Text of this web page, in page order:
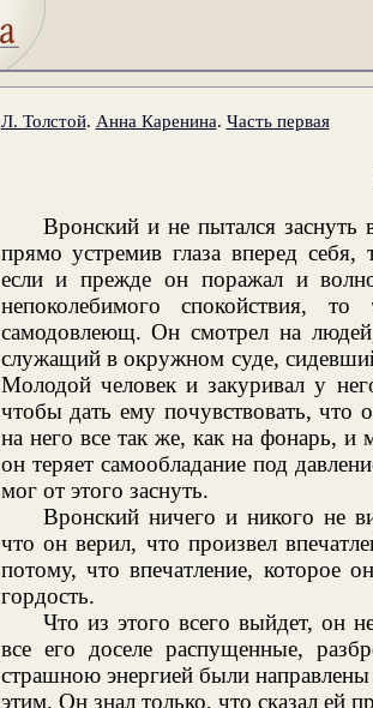
Л. Толстой. Анна Каренина. Часть первая
Вронский и не пытался
прямо устремив глаза вперед
если и прежде он поражал и
непоколебимого спокойствия,
самодовлеющ. Он смотрел на
служащий в окружном суде,
Молодой человек и закуривал у
чтобы дать ему почувствовать, что
на него все так же, как на фонарь, и
он теряет самообладание под
мог от этого заснуть.
Вронский ничего и никого не
что он верил, что произвел
потому, что впечатление, которое
гордость.
Что из этого всего выйдет, он
все его доселе распущенные,
страшною энергией были
этим. Он знал только, что сказал ей